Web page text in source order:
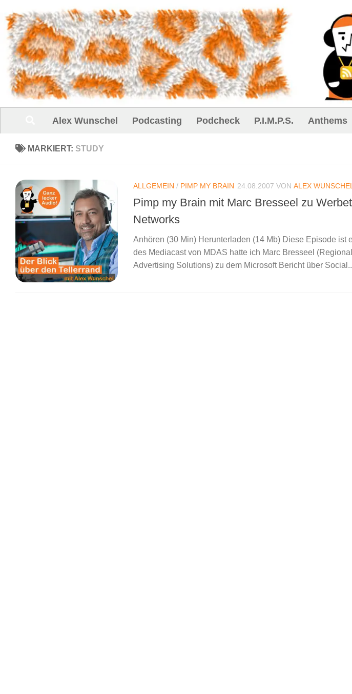
Unter dem Inhalt
Alex Wunschel Podcasting Podcheck P.I.M.P.S. Anthems
MARKIERT: STUDY
ALLGEMEIN / PIMP MY BRAIN 24.08.2007 VON ALEX WUNSCHEL
Pimp my Brain mit Marc Bresseel zu
Networks
Anhören (30 Min) Herunterladen (14 Mb) Diese Episode ist
des Mediacast von MDAS hatte ich Marc Bresseel
Advertising Solutions) zu dem Microsoft Bericht über